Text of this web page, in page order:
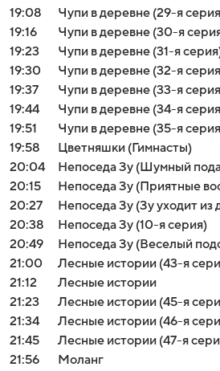
19:08
Чупи в деревне (29-я
19:16
Чупи в деревне (30-я
19:23
Чупи в деревне (31-я
19:30
Чупи в деревне (32-я
19:37
Чупи в деревне (33-я
19:44
Чупи в деревне (34-я
19:51
Чупи в деревне (35-я
19:58
Цветняшки (Гимнасты)
20:04
Непоседа Зу (Шумный
20:15
Непоседа Зу (Приятные
20:27
Непоседа Зу (Зу уходит из
20:38
Непоседа Зу (10-я серия)
20:49
Непоседа Зу (Веселый
21:00
Лесные истории (43-я
21:12
Лесные истории
21:23
Лесные истории (45-я
21:34
Лесные истории (46-я
21:45
Лесные истории (47-я
21:56
Моланг